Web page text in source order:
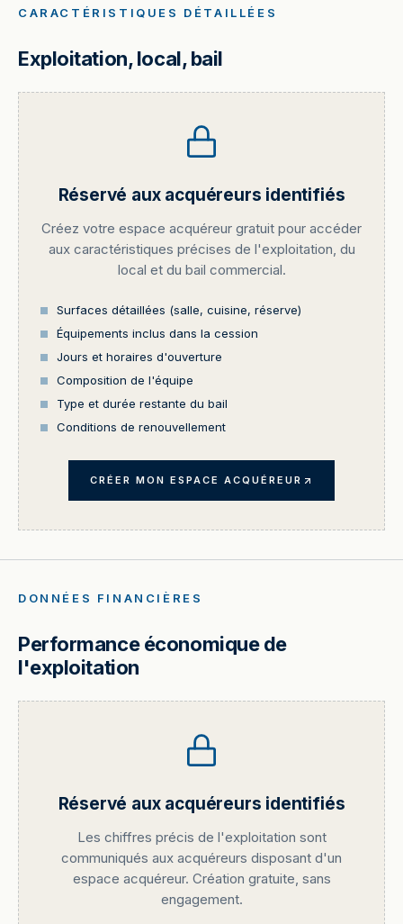
CARACTÉRISTIQUES DÉTAILLÉES
Exploitation, local, bail
Réservé aux acquéreurs identifiés
Créez votre espace acquéreur gratuit pour accéder
aux caractéristiques précises de l'exploitation, du
local et du bail commercial.
Surfaces détaillées (salle, cuisine, réserve)
Équipements inclus dans la cession
Jours et horaires d'ouverture
Composition de l'équipe
Type et durée restante du bail
Conditions de renouvellement
CRÉER MON ESPACE ACQUÉREUR
DONNÉES FINANCIÈRES
Performance économique de
l'exploitation
Réservé aux acquéreurs identifiés
Les chiffres précis de l'exploitation sont
communiqués aux acquéreurs disposant d'un
espace acquéreur. Création gratuite, sans
engagement.